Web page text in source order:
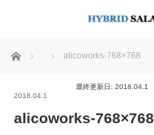
ホーム alicoworks-768×768
2018.04.1
最終更新日: 2018.04.1
alicoworks-768×768